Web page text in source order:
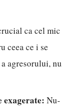
ca cel mic
ceea ce i se
agresorului, nu
exagerate: Nu-